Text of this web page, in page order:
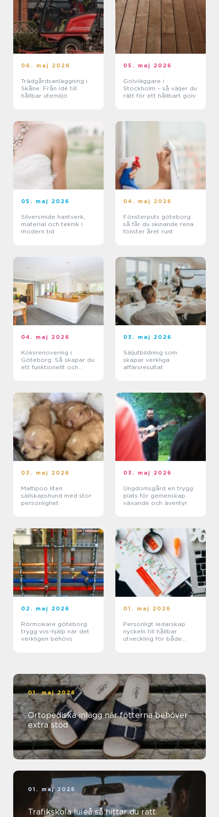
06. maj 2026
Trädgårdsanläggning i
Skåne: Från idé till
hållbar utemiljö
05. maj 2026
Golvläggare i
Stockholm – så väljer du
rätt för ett hållbart golv
05. maj 2026
Silversmide hantverk,
material och teknik i
modern tid
04. maj 2026
Fönsterputs göteborg
så får du skinande rena
fönster året runt
04. maj 2026
Köksrenovering i
Göteborg: Så skapar du
ett funktionellt och
03. maj 2026
Säljutbildning som
skapar verkliga
affärsresultat
03. maj 2026
Maltipoo liten
sällskapshund med stor
personlighet
03. maj 2026
Ungdomsgård en trygg
plats för gemenskap,
växande och äventyr
02. maj 2026
Rörmokare göteborg
trygg vvs-hjälp när det
verkligen behövs
01. maj 2026
Personligt ledarskap
nyckeln till hållbar
utveckling för både
01. maj 2026
Ortopediska inlägg när fötterna behöver
extra stöd
01. maj 2026
Trafikskola luleå så hittar du rätt